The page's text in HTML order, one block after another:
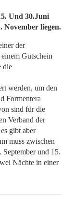
Und 30.Juni
November liegen.
der
Gutschein
die
werden, um den
Formentera
sind für die
Verband der
gibt aber
muss zwischen
und 15.
Nächte in einer